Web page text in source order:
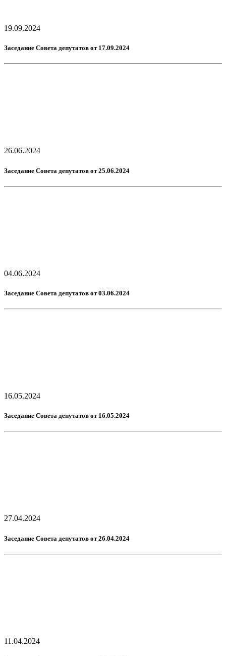
19.09.2024
Заседание Совета депутатов от 17.09.2024
26.06.2024
Заседание Совета депутатов от 25.06.2024
04.06.2024
Заседание Совета депутатов от 03.06.2024
16.05.2024
Заседание Совета депутатов от 16.05.2024
27.04.2024
Заседание Совета депутатов от 26.04.2024
11.04.2024